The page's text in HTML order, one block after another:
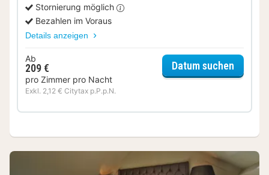
Stornierung möglich
Bezahlen im Voraus
Details anzeigen
Ab
209 €
pro Zimmer pro Nacht
Exkl. 2,12 € Citytax p.P.p.N.
Datum suchen